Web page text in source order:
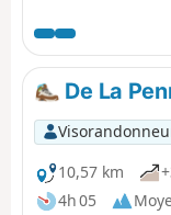
De La
10,57 km
4h 05